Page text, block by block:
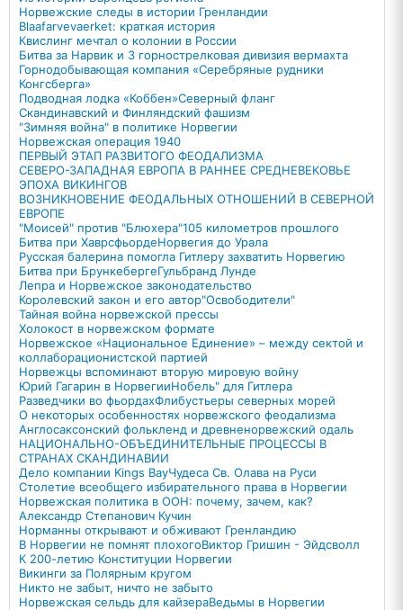
Норвежские следы в истории Гренландии
Blaafarvevaerket: краткая история
Квислинг мечтал о колонии в России
Битва за Нарвик и 3 горнострелковая дивизия вермахта
Горнодобывающая компания «Серебряные рудники
Конгсберга»
Подводная лодка «Коббен»Северный фланг
Скандинавский и Финляндский фашизм
"Зимняя война" в политике Норвегии
Норвежская операция 1940
ПЕРВЫЙ ЭТАП РАЗВИТОГО ФЕОДАЛИЗМА
СЕВЕРО-ЗАПАДНАЯ ЕВРОПА В РАННЕЕ СРЕДНЕВЕКОВЬЕ
ЭПОХА ВИКИНГОВ
ВОЗНИКНОВЕНИЕ ФЕОДАЛЬНЫХ ОТНОШЕНИЙ В СЕВЕРНОЙ
ЕВРОПЕ
"Моисей" против "Блюхера"105 километров прошлого
Битва при ХаврсфьордеНорвегия до Урала
Русская балерина помогла Гитлеру захватить Норвегию
Битва при БрункебергеГульбранд Лунде
Лепра и Норвежское законодательство
Королевский закон и его автор"Освободители"
Тайная война норвежской прессы
Холокост в норвежском формате
Норвежское «Национальное Единение» – между сектой и
коллаборационистской партией
Норвежцы вспоминают вторую мировую войну
Юрий Гагарин в НорвегииНобель" для Гитлера
Разведчики во фьордахФлибустьеры северных морей
О некоторых особенностях норвежского феодализма
Англосаксонский фолькленд и древненорвежский одаль
НАЦИОНАЛЬНО-ОБЪЕДИНИТЕЛЬНЫЕ ПРОЦЕССЫ В
СТРАНАХ СКАНДИНАВИИ
Дело компании Kings BayЧудеса Св. Олава на Руси
Столетие всеобщего избирательного права в Норвегии
Норвежская политика в ООН: почему, зачем, как?
Александр Степанович Кучин
Норманны открывают и обживают Гренландию
В Норвегии не помнят плохогоВиктор Гришин - Эйдсволл
К 200-летию Конституции Норвегии
Викинги за Полярным кругом
Никто не забыт, ничто не забыто
Норвежская сельдь для кайзераВедьмы в Норвегии